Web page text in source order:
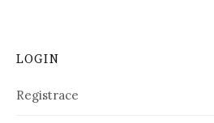
LOGIN
Registrace